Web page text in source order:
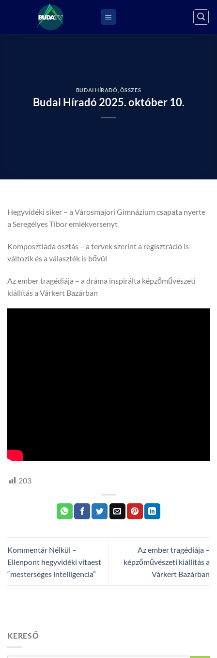
BUDAI HÍRADÓ ÖSSZES
Budai Híradó 2025. október 10.
Hegyvidéki siker – a Városmajori Gimnázium csapata nyerte
a Seregélyes Tibor emlékversenyt
Komposztláda osztás – a tervek szerint a regisztráció is
változik és a választék is bővül
Az ember tragédiája – a dráma inspirálta képzőművészeti
kiállítás a Várkert Bazárban
203
Kommentár Nélkül –
Ellenpont hegyvidéki vitaest
“mesterséges intelligencia”
Az ember tragédiája –
képzőművészeti kiállítás a
Várkert Bazárban
KERESŐ